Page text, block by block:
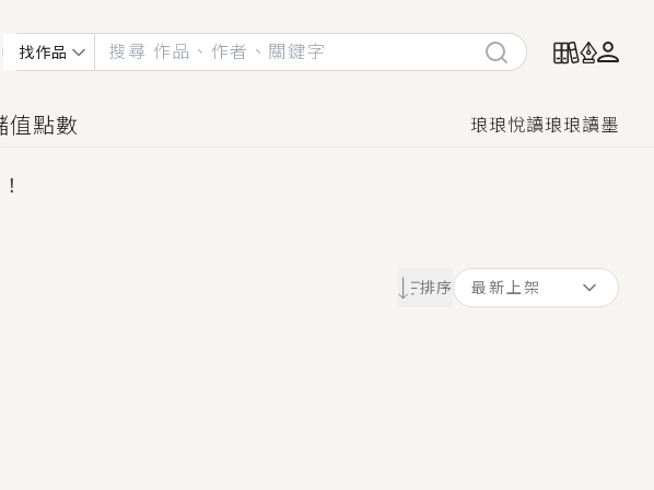
找作品
值點數 琅琅悅讀琅琅讀墨
利！
憶移情別戀，她頭也不回找新歡，他居然還後悔了？
，今夏最推純愛GL漫畫！
毒Σ>―(〃°ω°〃)♡→
他的停屍櫃？！
將不由自主追逐著她……
排序 最新上架